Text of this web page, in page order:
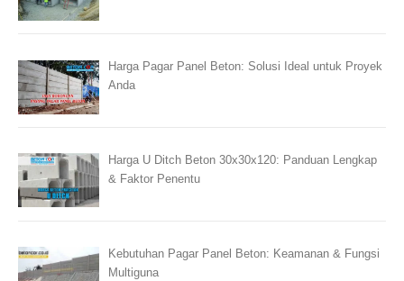
Harga Pagar Panel Beton: Solusi Ideal untuk Proyek
Anda
Harga U Ditch Beton 30x30x120: Panduan Lengkap
& Faktor Penentu
Kebutuhan Pagar Panel Beton: Keamanan & Fungsi
Multiguna